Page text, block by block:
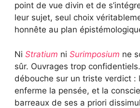
point de vue divin et de
leur sujet, seul choix
honnête au plan
Ni Stratium ni Surimposium ne
sûr. Ouvrages trop
débouche sur un triste verdict :
enferme la pensée, et la
barreaux de ses a priori